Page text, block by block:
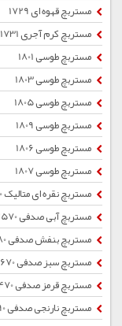
مستربچ قهوه ای 1729
مستربچ کرم آجری 1731
مستربچ طوسی 1801
مستربچ طوسی 1803
مستربچ طوسی 1805
مستربچ طوسی 1809
مستربچ طوسی 1806
مستربچ طوسی 1807
مستربچ نقره ای متالیک 1820
مستربچ آبی صدفی 2570
مستربچ بنفش صدفی 2580
مستربچ سبز صدفی 2670
مستربچ قرمز صدفی 2470
مستربچ نارنجی صدفی 2290